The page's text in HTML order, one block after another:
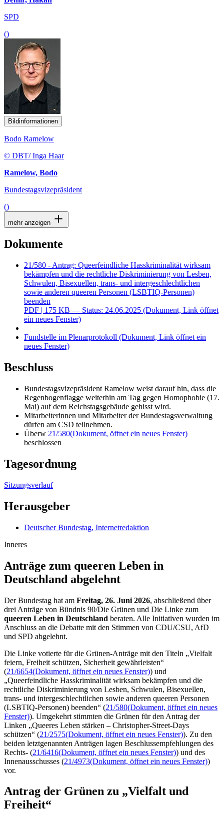
SPD
()
Bildinformationen
Bodo Ramelow
© DBT/ Inga Haar
Ramelow, Bodo
Bundestagsvizepräsident
()
mehr anzeigen
Dokumente
21/580 - Antrag: Queerfeindliche Hasskriminalität wirksam
bekämpfen und die rechtliche Diskriminierung von Lesben,
Schwulen, Bisexuellen, trans- und intergeschlechtlichen
sowie anderen queeren Personen (LSBTIQ-Personen)
beenden
PDF | 175 KB — Status: 24.06.2025 (Dokument, Link öffnet
ein neues Fenster)
Fundstelle im Plenarprotokoll (Dokument, Link öffnet ein
neues Fenster)
Beschluss
Bundestagsvizepräsident Ramelow weist darauf hin, dass die
Regenbogenflagge weiterhin am Tag gegen Homophobie (17.
Mai) auf dem Reichstagsgebäude gehisst wird.
Mitarbeiterinnen und Mitarbeiter der Bundestagsverwaltung
dürfen am CSD teilnehmen.
Überw 21/580(Dokument, öffnet ein neues Fenster)
beschlossen
Tagesordnung
Sitzungsverlauf
Herausgeber
Deutscher Bundestag, Internetredaktion
Inneres
Anträge zum queeren Leben in
Deutschland abgelehnt
Der Bundestag hat am Freitag, 26. Juni 2026, abschließend über
drei Anträge von Bündnis 90/Die Grünen und Die Linke zum
queeren Leben in Deutschland beraten. Alle Initiativen wurden im
Anschluss an die Debatte mit den Stimmen von CDU/CSU, AfD
und SPD abgelehnt.
Die Linke votierte für die Grünen-Anträge mit den Titeln „Vielfalt
feiern, Freiheit schützen, Sicherheit gewährleisten“
(21/6654(Dokument, öffnet ein neues Fenster)) und
„Queerfeindliche Hasskriminalität wirksam bekämpfen und die
rechtliche Diskriminierung von Lesben, Schwulen, Bisexuellen,
trans- und intergeschlechtlichen sowie anderen queeren Personen
(LSBTIQ-Personen) beenden“ (21/580(Dokument, öffnet ein neues
Fenster)). Umgekehrt stimmten die Grünen für den Antrag der
Linken „Queeres Leben stärken – Christopher-Street-Days
schützen“ (21/2575(Dokument, öffnet ein neues Fenster)). Zu den
beiden letztgenannten Anträgen lagen Beschlussempfehlungen des
Rechts- (21/6416(Dokument, öffnet ein neues Fenster)) und des
Innenausschusses (21/4973(Dokument, öffnet ein neues Fenster))
vor.
Antrag der Grünen zu „Vielfalt und
Freiheit“